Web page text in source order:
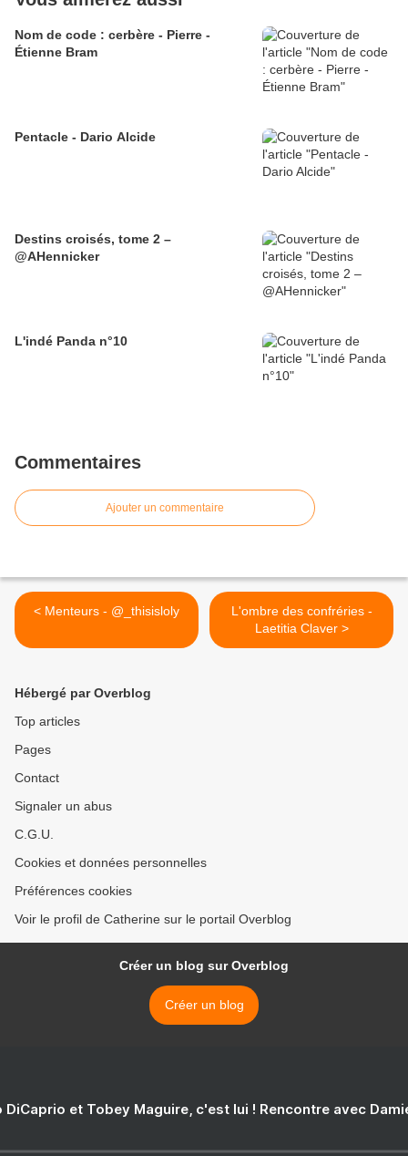
Nom de code : cerbère - Pierre -
Étienne Bram
Pentacle - Dario Alcide
Destins croisés, tome 2 –
@AHennicker
L'indé Panda n°10
Commentaires
Ajouter un commentaire
< Menteurs - @_thisisloly
L'ombre des confréries -
Laetitia Claver >
Hébergé par Overblog
Top articles
Pages
Contact
Signaler un abus
C.G.U.
Cookies et données personnelles
Préférences cookies
Voir le profil de Catherine sur le portail Overblog
Créer un blog sur Overblog
Créer un blog
DiCaprio et Tobey Maguire, c'est lui ! Rencontre avec